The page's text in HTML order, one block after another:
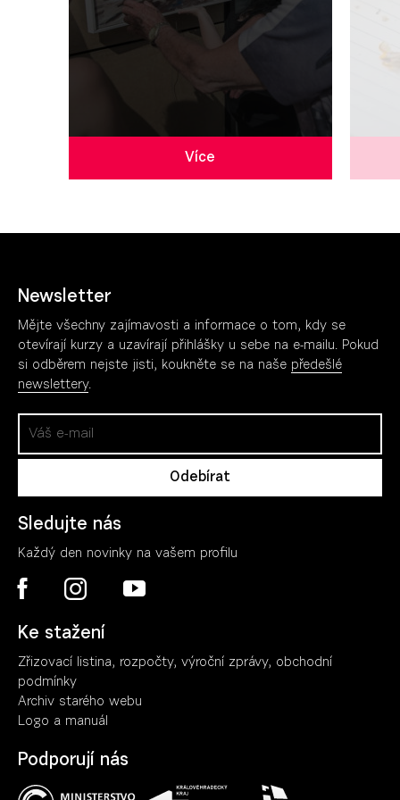
Více
Newsletter
Mějte všechny zajímavosti a informace o tom, kdy se
otevírají kurzy a uzavírají přihlášky u sebe na e-mailu. Pokud
si odběrem nejste jisti, koukněte se na naše předešlé
newslettery.
Sledujte nás
Každý den novinky na vašem profilu
Ke stažení
Zřizovací listina, rozpočty, výroční zprávy, obchodní
podmínky
Archiv starého webu
Logo a manuál
Podporují nás